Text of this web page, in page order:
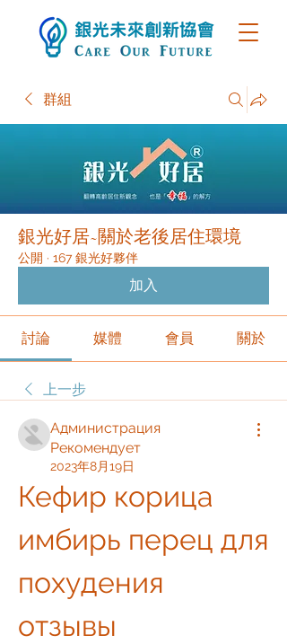
群組
銀光好居~關於老後居住環境
公開 · 167 銀光好夥伴
加入
討論 媒體 會員 關於
上一步
Администрация
Рекомендует
2023年8月19日
Кефир корица
имбирь перец для
похудения
отзывы